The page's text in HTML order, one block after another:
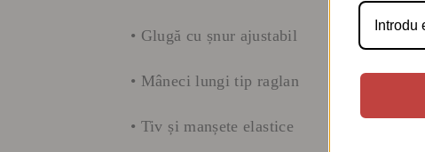
• Glugă cu șnur ajustabil
• Mâneci lungi tip raglan
• Tiv și manșete elastice